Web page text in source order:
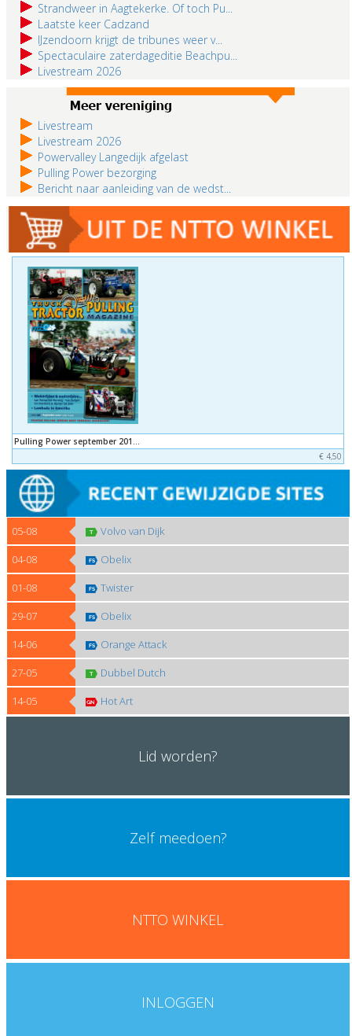
Strandweer in Aagtekerke. Of toch Pu...
Laatste keer Cadzand
IJzendoorn krijgt de tribunes weer v...
Spectaculaire zaterdageditie Beachpu...
Livestream 2026
Livestream
Livestream 2026
Powervalley Langedijk afgelast
Pulling Power bezorging
Bericht naar aanleiding van de wedst...
Pulling Power september 201...
€ 4,50
05-08
Volvo van Dijk
04-08
Obelix
01-08
Twister
29-07
Obelix
14-06
Orange Attack
27-05
Dubbel Dutch
14-05
Hot Art
Lid worden?
Zelf meedoen?
Klik hier
NTTO WINKEL
INLOGGEN